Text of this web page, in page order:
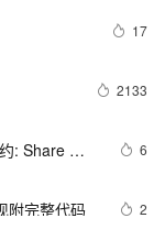
17
2133
: Share
6
附完整代码 2